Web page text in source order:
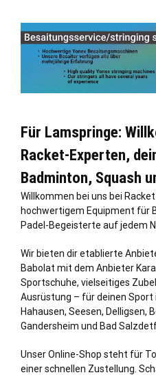
Für Lamspringe:
Racket-Experten,
Badminton, Squash
Willkommen bei uns bei
hochwertigem Equipment für
Padel-Begeisterte auf jedem
Wir bieten dir etablierte
Babolat mit dem Anbieter
Sportschuhe, vielseitiges
Ausrüstung – für deinen Sport
Hahausen, Seesen, Delligsen,
Gandersheim und Bad
Unser Online-Shop steht für
einer schnellen Zustellung.